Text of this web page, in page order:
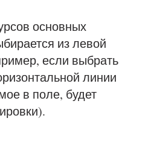
основных
из левой
если выбрать
линии
в поле, будет